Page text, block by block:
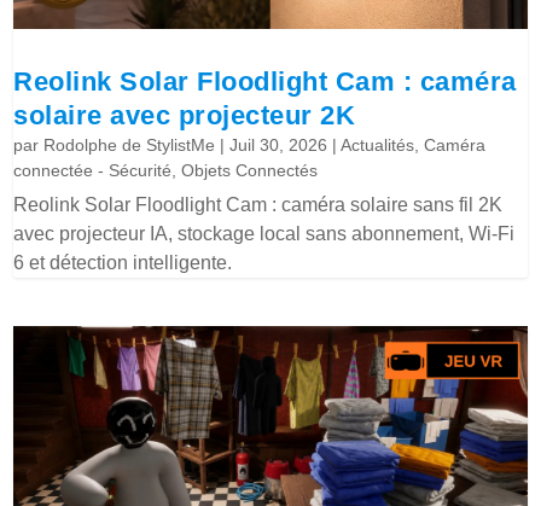
Reolink Solar Floodlight Cam : caméra
solaire avec projecteur 2K
par Rodolphe de StylistMe |Juil 30, 2026 |Actualités ,Caméra
connectée - Sécurité ,Objets Connectés
Reolink Solar Floodlight Cam : caméra solaire sans fil 2K
avec projecteur IA, stockage local sans abonnement, Wi-Fi
6 et détection intelligente.